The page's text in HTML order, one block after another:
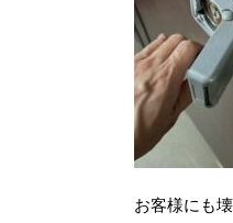
お客様にも